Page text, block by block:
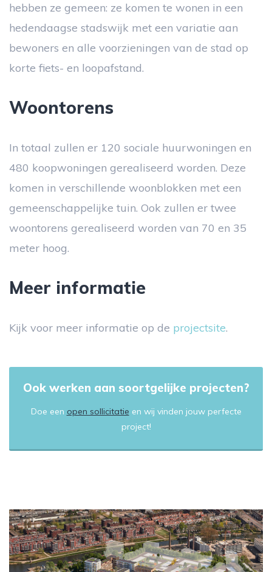
hebben ze gemeen: ze komen te wonen in een
hedendaagse stadswijk met een variatie aan
bewoners en alle voorzieningen van de stad op
korte fiets- en loopafstand.
Woontorens
In totaal zullen er 120 sociale huurwoningen en
480 koopwoningen gerealiseerd worden. Deze
komen in verschillende woonblokken met een
gemeenschappelijke tuin. Ook zullen er twee
woontorens gerealiseerd worden van 70 en 35
meter hoog.
Meer informatie
Kijk voor meer informatie op de projectsite.
Ook werken aan soortgelijke projecten?
Doe een open sollicitatie en wij vinden jouw perfecte
project!